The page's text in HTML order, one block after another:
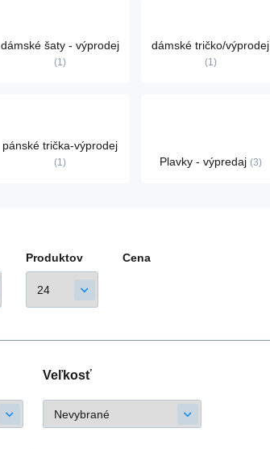
dámské šaty - výprodej
1
dámské tričko/výprodej
1
pánské trička-výprodej
1 Plavky - výpredaj 3
Produktov Cena
Veľkosť